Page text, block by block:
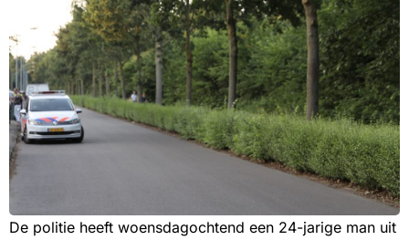
De politie heeft woensdagochtend een 24-jarige man uit